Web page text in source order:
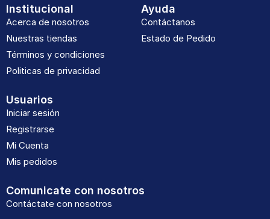
Institucional
Acerca de nosotros
Nuestras tiendas
Términos y condiciones
Politicas de privacidad
Ayuda
Contáctanos
Estado de Pedido
Usuarios
Iniciar sesión
Registrarse
Mi Cuenta
Mis pedidos
Comunicate con nosotros
Contáctate con nosotros